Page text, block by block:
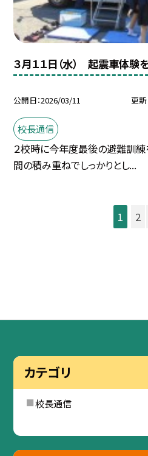
３月１１日（水） 起震車体験
公開日 2026/03/11 更
校長通信
２校時に今年度最後の避難訓練
間の積み重ねでしっかりとし...
1 2
カテゴリ
校長通信